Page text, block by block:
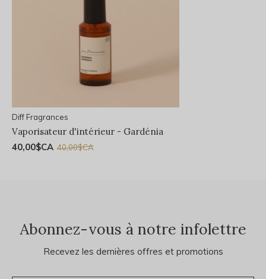
Diff Fragrances
Vaporisateur d'intérieur - Gardénia
40,00$CA 40,00$CA
Abonnez-vous à notre infolettre
Recevez les dernières offres et promotions